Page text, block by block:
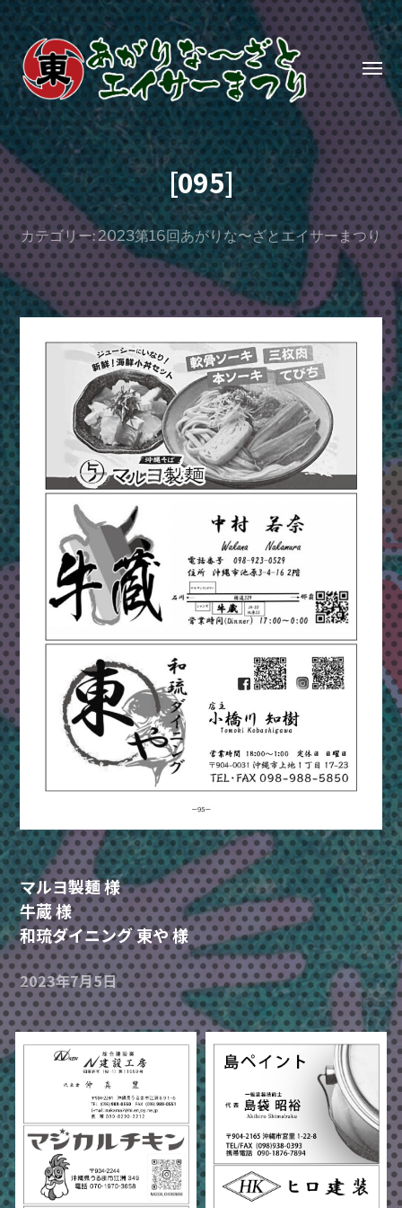
あ
が
り
な〜
ざ
と
エ
イ
サ
ー
ま
つ
り
＆
ハ
ッ
ピ
ー
フ
ェ
ス
menu
[095]
カテゴリー:2023第16回あがりな〜ざとエイサーまつり
マルヨ製麺 様
牛蔵 様
和琉ダイニング 東や 様
2023年7月5日